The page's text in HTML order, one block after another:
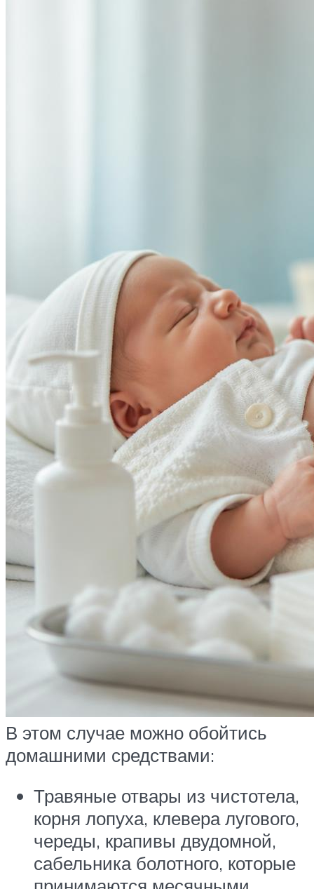
В этом случае можно обойтись
домашними средствами:
Травяные отвары из чистотела,
корня лопуха, клевера лугового,
череды, крапивы двудомной,
сабельника болотного, которые